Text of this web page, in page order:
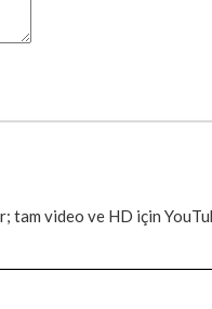
video ve HD için